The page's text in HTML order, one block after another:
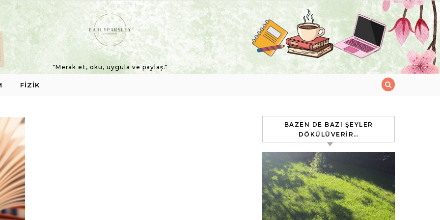
"Merak et, oku, uygula ve paylaş."
FIZIK
BAZEN DE BAZI ŞEYLER
DÖKÜLÜVERIR…